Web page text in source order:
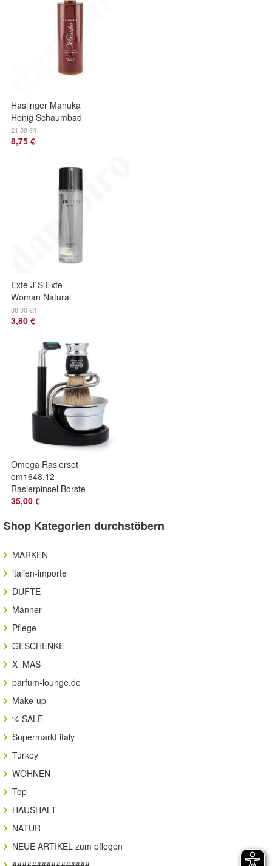
Haslinger Manuka
Honig Schaumbad
400 ml
21,88 €/l
8,75 €
Exte J`S Exte
Woman Natural
Deospray 100 ml
38,00 €/l
3,80 €
Omega Rasierset
om1648.12
Rasierpinsel Borste
+ Hobel + Tiegel
35,00 €
Shop Kategorien durchstöbern
MARKEN
italien-importe
DÜFTE
Männer
Pflege
GESCHENKE
X_MAS
parfum-lounge.de
Make-up
% SALE
Supermarkt italy
Turkey
WOHNEN
Top
HAUSHALT
NATUR
NEUE ARTIKEL zum pflegen